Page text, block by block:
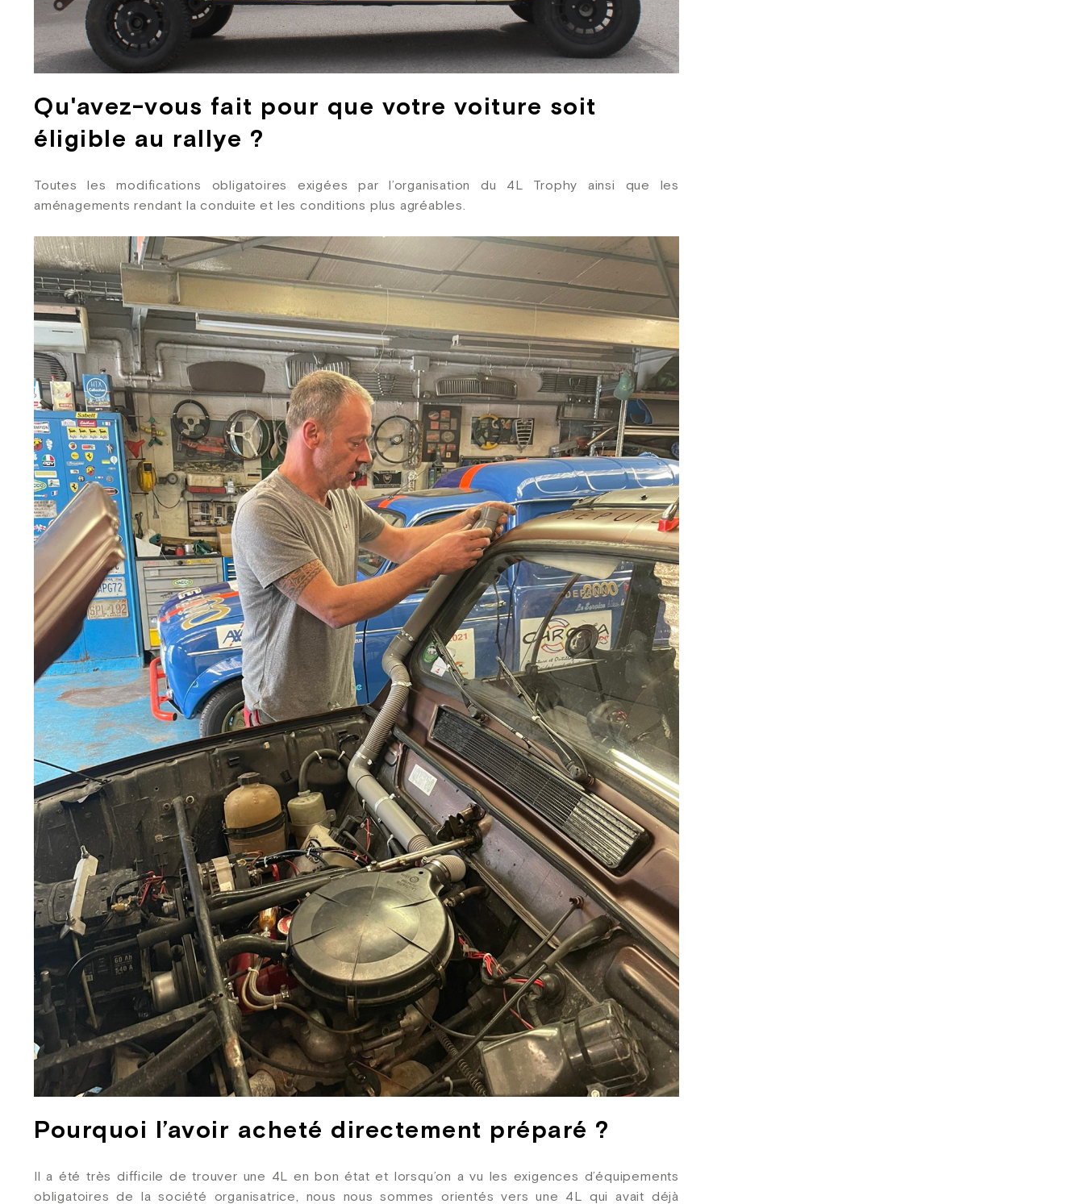
Qu'avez-vous fait pour que votre voiture soit
éligible au rallye ?
Toutes les modifications obligatoires exigées par l’organisation du 4L Trophy ainsi que les
aménagements rendant la conduite et les conditions plus agréables.
Pourquoi l’avoir acheté directement préparé ?
Il a été très difficile de trouver une 4L en bon état et lorsqu’on a vu les exigences d’équipements
obligatoires de la société organisatrice, nous nous sommes orientés vers une 4L qui avait déjà